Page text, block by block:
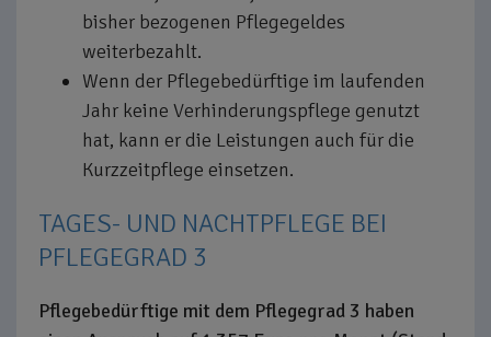
bisher bezogenen Pflegegeldes
weiterbezahlt.
Wenn der Pflegebedürftige im laufenden
Jahr keine Verhinderungspflege genutzt
hat, kann er die Leistungen auch für die
Kurzzeitpflege einsetzen.
TAGES- UND NACHTPFLEGE BEI
PFLEGEGRAD 3
Pflegebedürftige mit dem Pflegegrad 3 haben